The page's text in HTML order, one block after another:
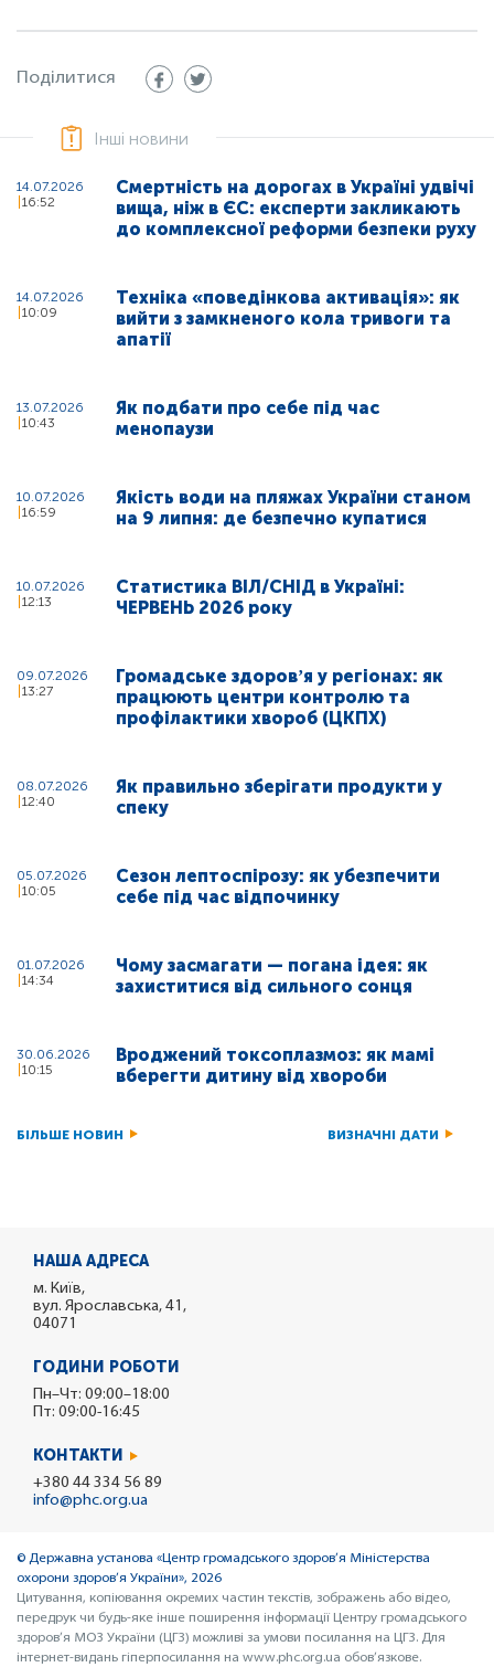
Поділитися
Інші новини
14.07.2026
16:52
Смертність на дорогах в Україні удвічі
вища, ніж в ЄС: експерти закликають
до комплексної реформи безпеки руху
14.07.2026
10:09
Техніка «поведінкова активація»: як
вийти з замкненого кола тривоги та
апатії
13.07.2026
10:43
Як подбати про себе під час
менопаузи
10.07.2026
16:59
Якість води на пляжах України станом
на 9 липня: де безпечно купатися
10.07.2026
12:13
Статистика ВІЛ/СНІД в Україні:
ЧЕРВЕНЬ 2026 року
09.07.2026
13:27
Громадське здоровʼя у регіонах: як
працюють центри контролю та
профілактики хвороб (ЦКПХ)
08.07.2026
12:40
Як правильно зберігати продукти у
спеку
05.07.2026
10:05
Сезон лептоспірозу: як убезпечити
себе під час відпочинку
01.07.2026
14:34
Чому засмагати — погана ідея: як
захиститися від сильного сонця
30.06.2026
10:15
Вроджений токсоплазмоз: як мамі
вберегти дитину від хвороби
БІЛЬШЕ НОВИН ВИЗНАЧНІ ДАТИ
НАША АДРЕСА
м. Київ,
вул. Ярославська, 41,
04071
ГОДИНИ РОБОТИ
Пн–Чт: 09:00–18:00
Пт: 09:00-16:45
КОНТАКТИ
+380 44 334 56 89
info@phc.org.ua
© Державна установа «Центр громадського здоров’я Міністерства
охорони здоров’я України», 2026
Цитування, копіювання окремих частин текстів, зображень або відео,
передрук чи будь-яке інше поширення інформації Центру громадського
здоров’я МОЗ України (ЦГЗ) можливі за умови посилання на ЦГЗ. Для
інтернет-видань гіперпосилання на www.phc.org.ua обов’язкове.